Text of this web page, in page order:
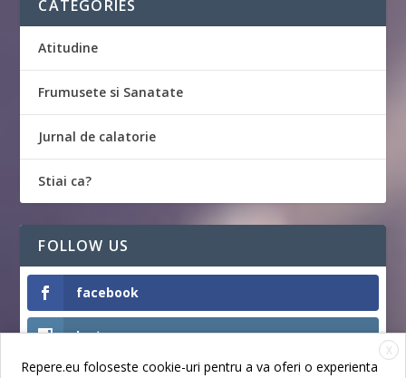
CATEGORIES
Atitudine
Frumusete si Sanatate
Jurnal de calatorie
Stiai ca?
FOLLOW US
facebook
Instagram
X
Repere.eu foloseste cookie-uri pentru a va oferi o experienta